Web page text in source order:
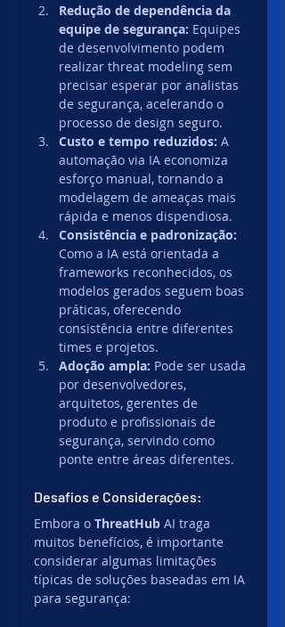
Redução de dependência da
equipe de segurança: Equipes
de desenvolvimento podem
realizar threat modeling sem
precisar esperar por analistas
de segurança, acelerando o
processo de design seguro.
Custo e tempo reduzidos: A
automação via IA economiza
esforço manual, tornando a
modelagem de ameaças mais
rápida e menos dispendiosa.
Consistência e padronização:
Como a IA está orientada a
frameworks reconhecidos, os
modelos gerados seguem boas
práticas, oferecendo
consistência entre diferentes
times e projetos.
Adoção ampla: Pode ser usada
por desenvolvedores,
arquitetos, gerentes de
produto e profissionais de
segurança, servindo como
ponte entre áreas diferentes.
Desafios e Considerações:
Embora o ThreatHub AI traga
muitos benefícios, é importante
considerar algumas limitações
típicas de soluções baseadas em IA
para segurança: